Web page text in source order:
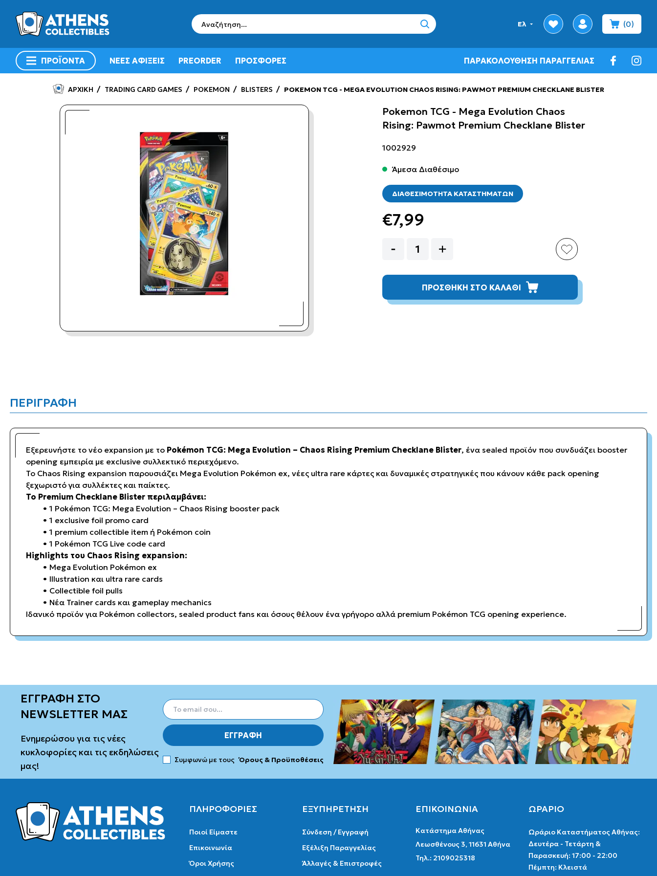
search
search
Ελ
wishlistprofile minicart
(0)
menu
ΠΡΟΪΟΝΤΑ ΝΕΕΣ ΑΦΙΞΕΙΣ PREORDER ΠΡΟΣΦΟΡΕΣ ΠΑΡΑΚΟΛΟΥΘΗΣΗ ΠΑΡΑΓΓΕΛΙΑΣ
facebook
ΑΡΧΙΚΗ TRADING CARD GAMES POKEMON BLISTERS POKEMON TCG - MEGA EVOLUTION CHAOS RISING: PAWMOT PREMIUM CHECKLANE BLISTER
Pokemon TCG - Mega Evolution Chaos
Rising: Pawmot Premium Checklane Blister
1002929
Άμεσα Διαθέσιμο
ΔΙΑΘΕΣΙΜΟΤΗΤΑ ΚΑΤΑΣΤΗΜΑΤΩΝ
€7,99
ΠΡΟΣΘΗΚΗ ΣΤΟ ΚΑΛΑΘΙ
ΠΕΡΙΓΡΑΦΗ
Εξερευνήστε το νέο expansion με το Pokémon TCG: Mega Evolution – Chaos Rising Premium Checklane Blister, ένα sealed προϊόν που συνδυάζει booster
opening εμπειρία με exclusive συλλεκτικό περιεχόμενο.
Το Chaos Rising expansion παρουσιάζει Mega Evolution Pokémon ex, νέες ultra rare κάρτες και δυναμικές στρατηγικές που κάνουν κάθε pack opening
ξεχωριστό για συλλέκτες και παίκτες.
Το Premium Checklane Blister περιλαμβάνει:
1 Pokémon TCG: Mega Evolution – Chaos Rising booster pack
1 exclusive foil promo card
1 premium collectible item ή Pokémon coin
1 Pokémon TCG Live code card
Highlights του Chaos Rising expansion:
Mega Evolution Pokémon ex
Illustration και ultra rare cards
Collectible foil pulls
Νέα Trainer cards και gameplay mechanics
Ιδανικό προϊόν για Pokémon collectors, sealed product fans και όσους θέλουν ένα γρήγορο αλλά premium Pokémon TCG opening experience.
ΕΓΓΡΑΦΗ ΣΤΟ
NEWSLETTER ΜΑΣ
Ενημερώσου για τις νέες
κυκλοφορίες και τις εκδηλώσεις
μας!
ΕΓΓΡΑΦΗ
Συμφωνώ με τους Όρους & Προϋποθέσεις
ΠΛΗΡΟΦΟΡΙΕΣ
Ποιοί Είμαστε
Επικοινωνία
Όροι Χρήσης
ΕΞΥΠΗΡΕΤΗΣΗ
Σύνδεση / Εγγραφή
Εξέλιξη Παραγγελίας
Άλλαγές & Επιστροφές
ΕΠΙΚΟΙΝΩΝΙΑ
Κατάστημα Αθήνας
Λεωσθένους 3, 11631 Αθήνα
Τηλ.: 2109025318
ΩΡΑΡΙΟ
Ωράριο Καταστήματος Αθήνας:
Δευτέρα - Τετάρτη &
Παρασκευή: 17:00 - 22:00
Πέμπτη: Κλειστά